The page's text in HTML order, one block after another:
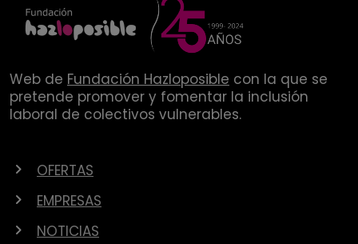
Web de Fundación Hazloposible con la que se
pretende promover y fomentar la inclusión
laboral de colectivos vulnerables.
OFERTAS
EMPRESAS
NOTICIAS